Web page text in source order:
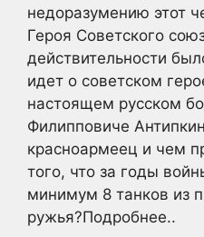
недоразумению этот
Героя Советского
действительности
идет о советском
настоящем русском
Филипповиче
красноармеец и чем
того, что за годы
минимум 8 танков из
ружья?Подробнее..